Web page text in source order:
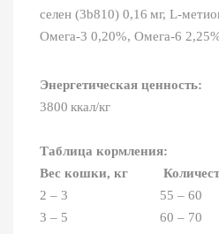
селен (3b810) 0,16 мг, L-
Омега‑3 0,20%, Омега‑6
Энергетическая ценность:
3800 ккал/кг
Таблица кормления:
Вес кошки, кг
2 – 3 55 – 60
3 – 5 60 – 70